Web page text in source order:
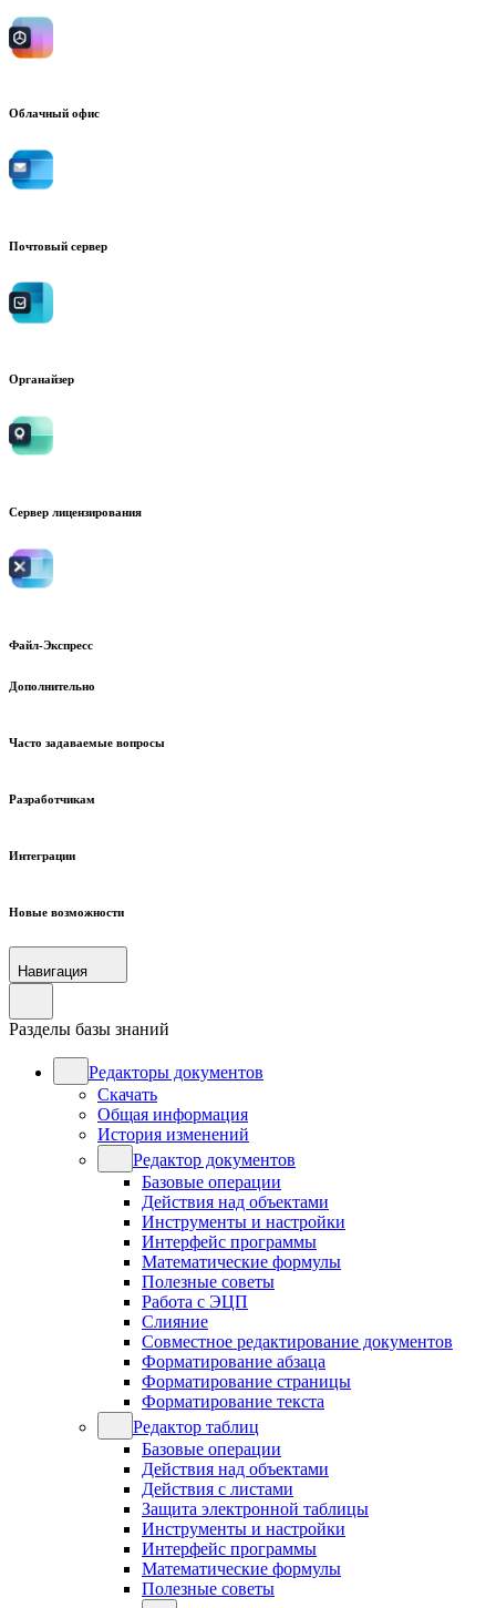
Облачный офис
Почтовый сервер
Органайзер
Сервер лицензирования
Файл-Экспресс
Дополнительно
Часто задаваемые вопросы
Разработчикам
Интеграции
Новые возможности
Навигация
Разделы базы знаний
Редакторы документов
Скачать
Общая информация
История изменений
Редактор документов
Базовые операции
Действия над объектами
Инструменты и настройки
Интерфейс программы
Математические формулы
Полезные советы
Работа с ЭЦП
Слияние
Совместное редактирование документов
Форматирование абзаца
Форматирование страницы
Форматирование текста
Редактор таблиц
Базовые операции
Действия над объектами
Действия с листами
Защита электронной таблицы
Инструменты и настройки
Интерфейс программы
Математические формулы
Полезные советы